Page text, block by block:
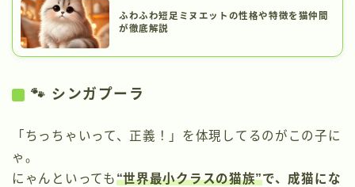
ふわふわ短足ミヌエットの性格や特徴を猫仲間
が徹底解説
🐾 シンガプーラ
「ちっちゃいって、正義！」を体現してるのがこの子に
ゃ。
にゃんといっても“世界最小クラスの猫族”で、成猫にな